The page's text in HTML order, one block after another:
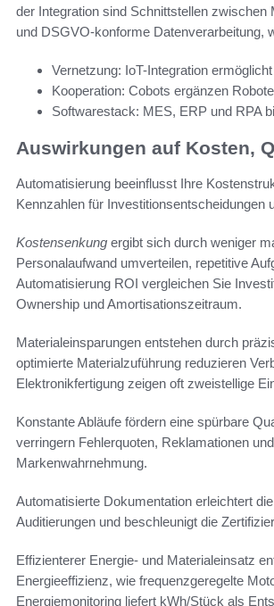
der Integration sind Schnittstellen
und DSGVO-konforme Datenverarbeitung,
Vernetzung: IoT-Integration
Kooperation: Cobots ergänzen
Softwarestack: MES, ERP und RPA
Auswirkungen auf Kosten,
Automatisierung beeinflusst Ihre
Kennzahlen für
Kostensenkung ergibt sich durch weniger
Personalaufwand umverteilen, repetitive
Automatisierung ROI vergleichen Sie
Ownership und Amortisationszeitraum.
Materialeinsparungen entstehen durch
optimierte Materialzuführung reduzieren
Elektronikfertigung zeigen oft zweistellige
Konstante Abläufe fördern eine spürbare
verringern Fehlerquoten, Reklamationen
Markenwahrnehmung.
Automatisierte Dokumentation erleichtert
Auditierungen und beschleunigt die
Effizienterer Energie- und Materialeinsatz
Energieeffizienz, wie frequenzgeregelte
Energiemonitoring liefert kWh/Stück als